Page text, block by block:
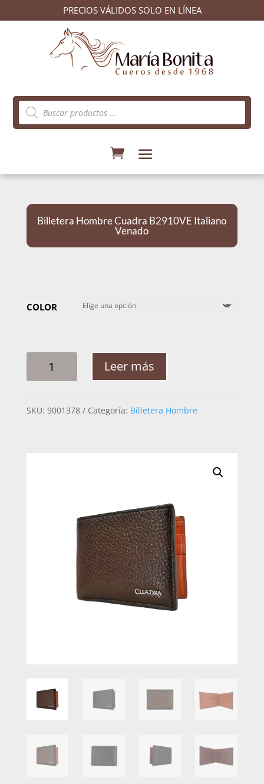
PRECIOS VÁLIDOS SOLO EN LÍNEA
Búsqueda
de
productos
Billetera Hombre Cuadra B2910VE Italiano
Venado
COLOR
HOMBRE
ITALIANO
Leer más
SKU: 9001378 Categoría: Billetera Hombre